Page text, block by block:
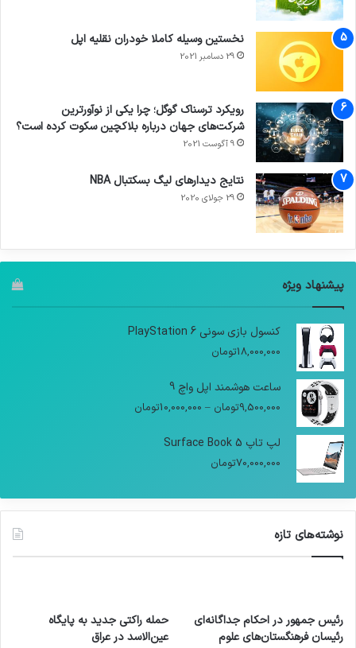
نخستین وسیله کاملا خودران نقلیه اپل
29 دسامبر 2021
رویکرد ترسناک گوگل؛ چرا یکی از نوآورترین
شرکت‌های جهان درباره بلاکچین سکوت کرده است؟
9 آگوست 2021
نتایج دیدار‌های لیگ بسکتبال NBA
29 جولای 2020
پیشنهاد ویژه
کنسول بازی سونی PlayStation 6
18,000,000تومان
ساعت هوشمند اپل واچ 9
9,500,000تومان –
10,000,000تومان
لپ تاپ Surface Book 5
70,000,000تومان
نوشته‌های تازه
رئیس جمهور در احکام جداگانه‌ای
رئیسان فرهنگستان‌های علوم
حمله راکتی جدید به پایگاه
عین‌الاسد در عراق